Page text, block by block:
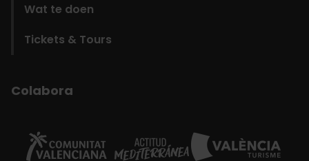
Wat te doen
Tickets & Tours
Colabora